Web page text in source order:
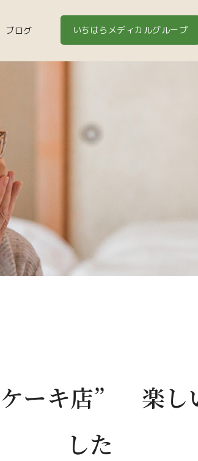
ブログ いちはらメディカルグループ
ケーキ店” 楽し
した